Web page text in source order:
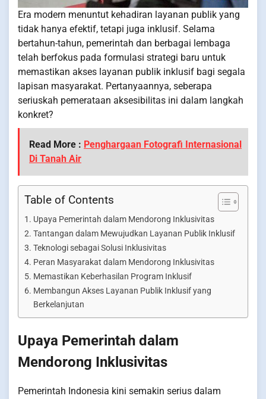
Era modern menuntut kehadiran layanan publik yang
tidak hanya efektif, tetapi juga inklusif. Selama
bertahun-tahun, pemerintah dan berbagai lembaga
telah berfokus pada formulasi strategi baru untuk
memastikan akses layanan publik inklusif bagi segala
lapisan masyarakat. Pertanyaannya, seberapa
seriuskah pemerataan aksesibilitas ini dalam langkah
konkret?
Read More : Penghargaan Fotografi Internasional
Di Tanah Air
Table of Contents
Upaya Pemerintah dalam Mendorong Inklusivitas
Tantangan dalam Mewujudkan Layanan Publik Inklusif
Teknologi sebagai Solusi Inklusivitas
Peran Masyarakat dalam Mendorong Inklusivitas
Memastikan Keberhasilan Program Inklusif
Membangun Akses Layanan Publik Inklusif yang
Berkelanjutan
Upaya Pemerintah dalam
Mendorong Inklusivitas
Pemerintah Indonesia kini semakin serius dalam